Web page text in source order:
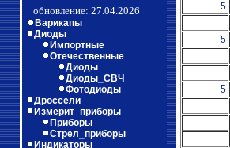
обновление: 27.04.2026
Варикапы
Диоды
Импортные
Отечественные
Диоды
Диоды_СВЧ
Фотодиоды
Дроссели
Измерит_приборы
Приборы
Стрел_приборы
Индикаторы
5
5
5